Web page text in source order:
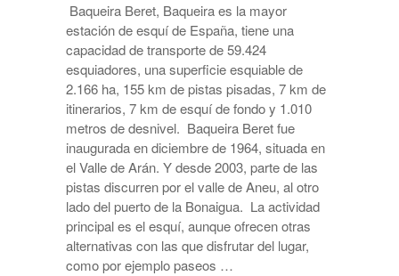
Baqueira Beret, Baqueira es la mayor
estación de esquí de España, tiene una
capacidad de transporte de 59.424
esquiadores, una superficie esquiable de
2.166 ha, 155 km de pistas pisadas, 7 km de
itinerarios, 7 km de esquí de fondo y 1.010
metros de desnivel. Baqueira Beret fue
inaugurada en diciembre de 1964, situada en
el Valle de Arán. Y desde 2003, parte de las
pistas discurren por el valle de Aneu, al otro
lado del puerto de la Bonaigua. La actividad
principal es el esquí, aunque ofrecen otras
alternativas con las que disfrutar del lugar,
como por ejemplo paseos …